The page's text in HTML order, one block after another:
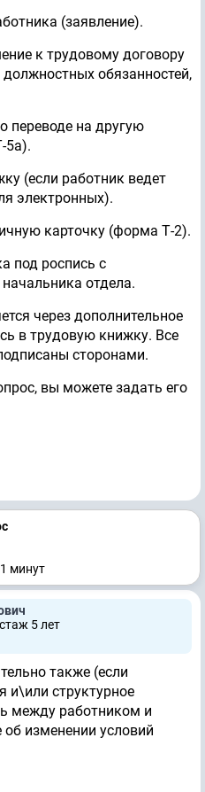
(заявление).
к трудовому договору
обязанностей,
переводе на другую
5а).
(если работник ведет
электронных).
карточку (форма Т-2).
под роспись с
отдела.
через дополнительное
в трудовую книжку. Все
сторонами.
вы можете задать его
минут
5 лет
также (если
и\или структурное
между работником и
изменении условий